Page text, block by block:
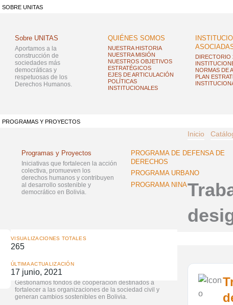
SOBRE UNITAS
Sobre UNITAS
Aportamos a la
construcción de
sociedades más
democráticas y
respetuosas de los
Derechos Humanos.
QUIÉNES SOMOS
NUESTRA HISTORIA
NUESTRA MISIÓN
NUESTROS OBJETIVOS
ESTRATÉGICOS
EJES DE ARTICULACIÓN
POLÍTICAS
INSTITUCIONALES
DIRECTORIO
NORMAS DE
PLAN
PROGRAMAS Y PROYECTOS
Programas y Proyectos
Iniciativas que fortalecen la acción
colectiva, promueven los
derechos humanos y contribuyen
al desarrollo sostenible y
democrático en Bolivia.
PROGRAMA DE DEFENSA DE
DERECHOS
PROGRAMA URBANO
PROGRAMA NINA
FONDOS DE APOYO
Fondos de Apoyo
Gestionamos fondos de cooperación destinados a
fortalecer a las organizaciones de la sociedad civil y
generan cambios sostenibles en Bolivia.
FONDO
Inicio
VISUALIZACIONES TOTALES
265
ÚLTIMA ACTUALIZACIÓN
17 junio, 2021